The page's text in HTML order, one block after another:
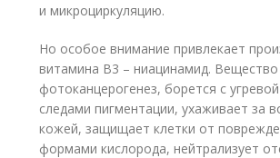
и микроциркуляцию.
Но особое внимание привлекает
витамина В3 – ниацинамид.
фотоканцерогенез, борется с
следами пигментации, ухаживает за
кожей, защищает клетки от
формами кислорода, нейтрализует